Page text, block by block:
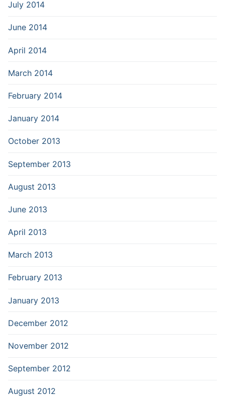
July 2014
June 2014
April 2014
March 2014
February 2014
January 2014
October 2013
September 2013
August 2013
June 2013
April 2013
March 2013
February 2013
January 2013
December 2012
November 2012
September 2012
August 2012